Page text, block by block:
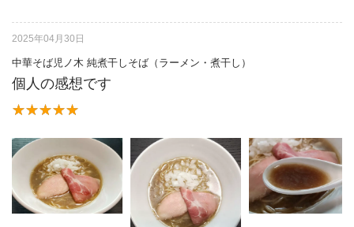
2025年04月30日
中華そば児ノ木 純煮干しそば（ラーメン・煮干し）
個人の感想です